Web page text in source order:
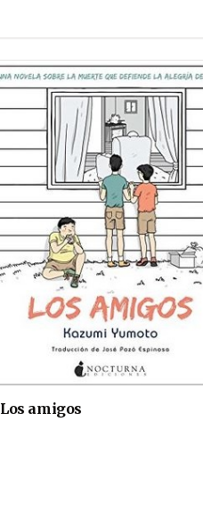
Los amigos